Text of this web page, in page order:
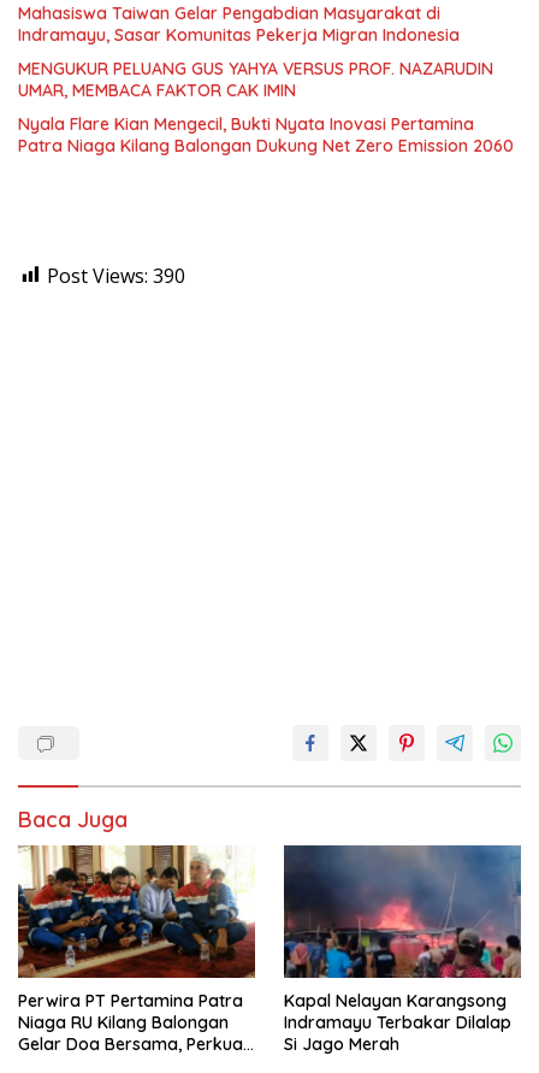
Mahasiswa Taiwan Gelar Pengabdian Masyarakat di
Indramayu, Sasar Komunitas Pekerja Migran Indonesia
MENGUKUR PELUANG GUS YAHYA VERSUS PROF. NAZARUDIN
UMAR, MEMBACA FAKTOR CAK IMIN
Nyala Flare Kian Mengecil, Bukti Nyata Inovasi Pertamina
Patra Niaga Kilang Balongan Dukung Net Zero Emission 2060
Post Views: 390
Baca Juga
Perwira PT Pertamina Patra
Niaga RU Kilang Balongan
Gelar Doa Bersama, Perkuat
Kapal Nelayan Karangsong
Indramayu Terbakar Dilalap
Si Jago Merah